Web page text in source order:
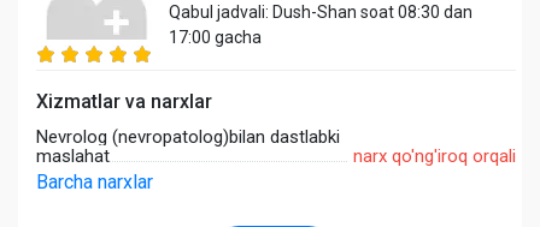
Qabul jadvali: Dush-Shan soat 08:30 dan
17:00 gacha
Xizmatlar va narxlar
Nevrolog (nevropatolog)bilan dastlabki
maslahat
narx qo'ng'iroq orqali
Barcha narxlar